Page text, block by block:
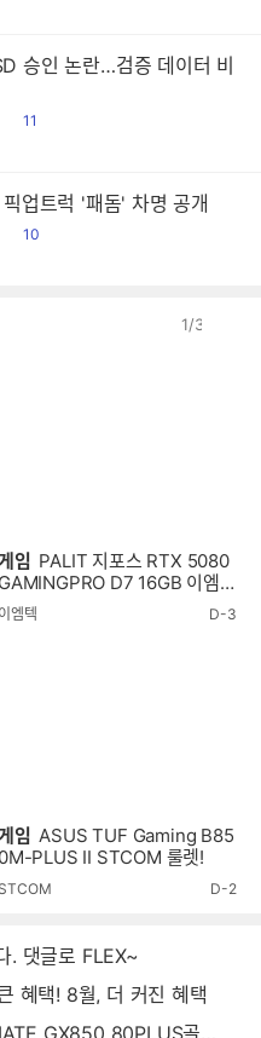
승인 논란…검증 데이터 비
공
11
업트럭 '패돔' 차명 공개
공
10
1/3다
임 PALIT 지포스 RTX 5080
GAMINGPRO D7 16GB 이엠텍
룰렛!
이엠텍 D-3
임 ASUS TUF Gaming B85
0M-PLUS II STCOM 룰렛!
STCOM D-2
. 댓글로 FLEX~
혜택! 8월, 더 커진 혜택
골드 풀모듈러 ATX3.0 블랙